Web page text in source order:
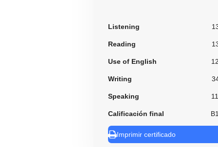
Listening
Reading
Use of English 12
Writing
Speaking 11
Calificación final
Imprimir certificado